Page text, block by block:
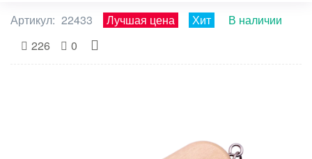
Артикул: 22433 Лучшая цена Хит
В наличии
226
0